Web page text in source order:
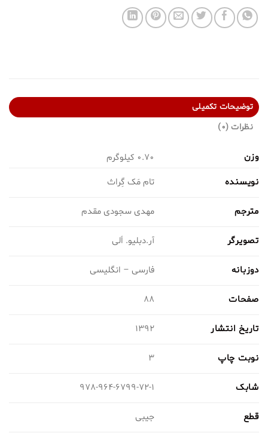
توضیحات تکمیلی
نظرات (0)
وزن
0.70 کیلوگرم
نویسنده
تام مَک گِراث
مترجم مهدی سجودی مقدم
تصویرگر آر.دبلیو. اَلی
دوزبانه فارسی – انگلیسی
صفحات 88
تاریخ انتشار 1392
نوبت چاپ 3
شابک 978-964-6799-72-1
قطع جیبی